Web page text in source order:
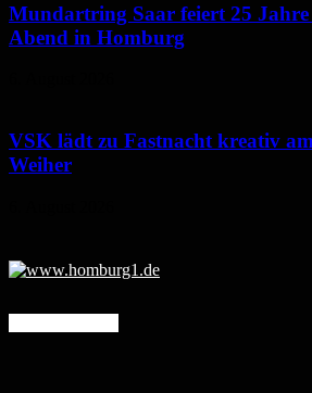
Mundartring Saar feiert 25
Abend in Homburg
VSK lädt zu Fastnacht kreativ
Weiher